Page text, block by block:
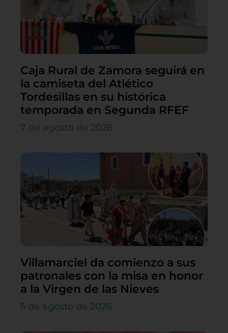
Caja Rural de Zamora seguirá en
la camiseta del Atlético
Tordesillas en su histórica
temporada en Segunda RFEF
7 de agosto de 2026
Villamarciel da comienzo a sus
patronales con la misa en honor
a la Virgen de las Nieves
5 de agosto de 2026